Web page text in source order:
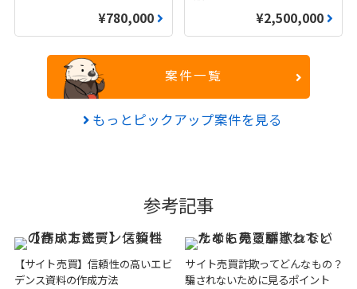
¥780,000 ¥2,500,000
案件一覧
もっとピックアップ案件を見る
参考記事
【サイト売買】信頼性の高いエビ
デンス資料の作成方法
サイト売買詐欺ってどんなもの？
騙されないために見るポイント